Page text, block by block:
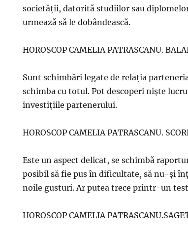
societății, datorită studiilor sau diplomelor
urmează să le dobândească.
HOROSCOP CAMELIA PATRASCANU.
Sunt schimbări legate de relația
schimba cu totul. Pot descoperi niște
investițiile partenerului.
HOROSCOP CAMELIA PATRASCANU.
Este un aspect delicat, se schimbă
posibil să fie pus în dificultate, să nu-și
noile gusturi. Ar putea trece printr-un
HOROSCOP CAMELIA